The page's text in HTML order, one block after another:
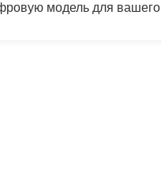
модель для вашего